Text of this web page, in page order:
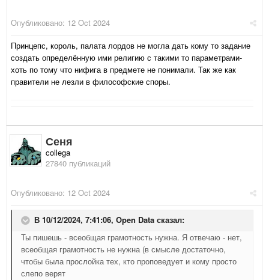
Опубликовано: 12 Oct 2024
Принцепс, король, палата лордов не могла дать кому то задание
создать определённую ими религию с такими то параметрами-
хоть по тому что нифига в предмете не понимали. Так же как
правители не лезли в философские споры.
Сеня
collega
27840 публикаций
Опубликовано: 12 Oct 2024
В 10/12/2024, 7:41:06, Open Data сказал:
Ты пишешь - всеобщая грамотность нужна. Я отвечаю - нет,
всеобщая грамотность не нужна (в смысле достаточно,
чтобы была прослойка тех, кто проповедует и кому просто
слепо верят